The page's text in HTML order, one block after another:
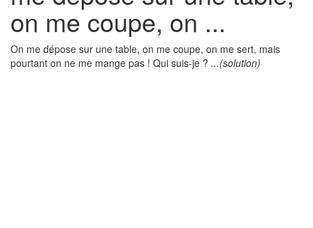
on me coupe, on ...
On me dépose sur une table, on me coupe, on me sert, mais
pourtant on ne me mange pas ! Qui suis-je ? ...(solution)